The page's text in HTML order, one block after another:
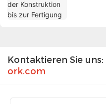
Kontaktieren Sie uns:
ork.com